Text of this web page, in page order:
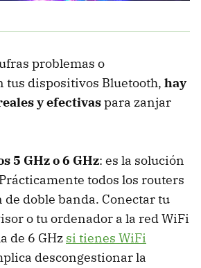
problemas o
tus dispositivos Bluetooth, hay
y efectivaspara zanjar
5 GHz o 6 GHz: es la solución
todos los routers
de doble banda. Conectar tu
o tu ordenador a la red WiFi
de 6 GHz si tienes WiFi
descongestionar la